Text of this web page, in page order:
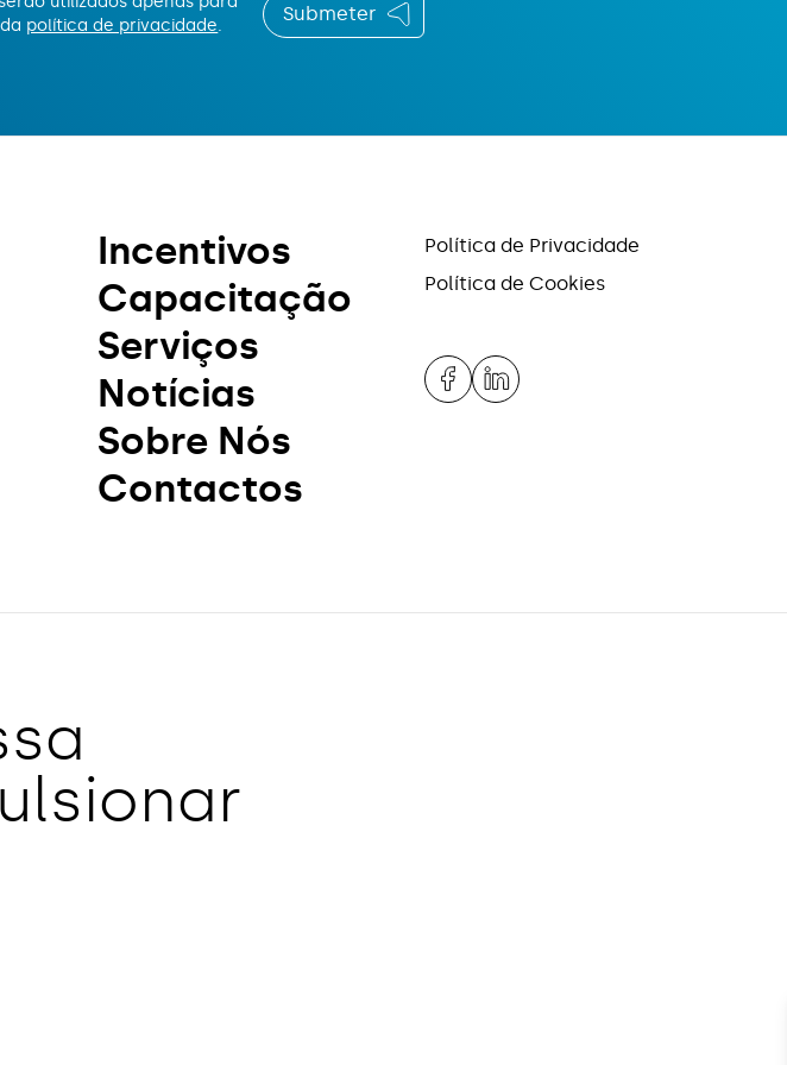
política de privacidade.
Submeter
Incentivos
Capacitação
Serviços
Notícias
Sobre Nós
Contactos
Política de Privacidade
Política de Cookies